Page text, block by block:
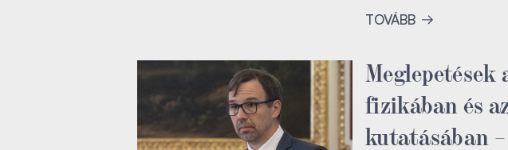
TOVÁBB
Meglepetések
fizikában és
kutatásában –